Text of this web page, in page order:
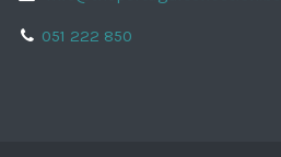
051 222 850